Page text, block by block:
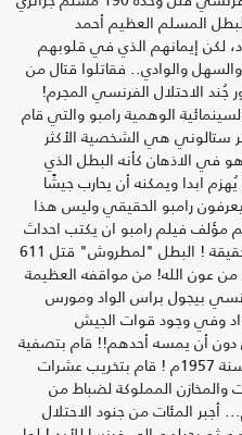
المسلم العظيم أحمد
لكن إيمانهم الذي في قلوبهم
والسهل والوادي.. فقاتلوا قتال من
الاحتلال الفرنسي المجرم!
الوهمية رامبو والتي قام
ستالوني هي الشخصية الأكثر
في الاذهان كأنه البطل الذي
ابدا ويمكنه أن يحارب جيشًا
رامبو الحقيقي وليس هذا
فيلم رامبو ان يكتب احداث
مثل التي صنعها رامبو الجزائر في الحقيقة ! البطل "لمطروش" قتل 611
عون الله! من مواقفه العظيمة
بيجول براس الواد ومورس
وفي وجود قوات الجيش
دون أن يمسه أحدهم!! قام بتصفية
المحتل الجبارالفرنسي سانتوس بيير سنة 1957م ! قام بتخريب عشرات
والمخازن المملوكة لضباط من
أجبر المئات من جنود الاحتلال